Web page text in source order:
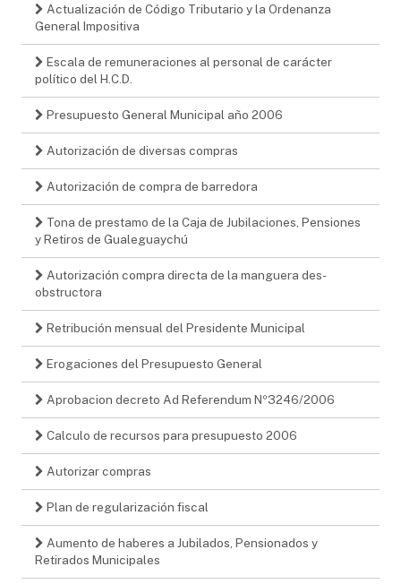
Actualización de Código Tributario y la Ordenanza
General Impositiva
Escala de remuneraciones al personal de carácter
político del H.C.D.
Presupuesto General Municipal año 2006
Autorización de diversas compras
Autorización de compra de barredora
Tona de prestamo de la Caja de Jubilaciones, Pensiones
y Retiros de Gualeguaychú
Autorización compra directa de la manguera des-
obstructora
Retribución mensual del Presidente Municipal
Erogaciones del Presupuesto General
Aprobacion decreto Ad Referendum Nº3246/2006
Calculo de recursos para presupuesto 2006
Autorizar compras
Plan de regularización fiscal
Aumento de haberes a Jubilados, Pensionados y
Retirados Municipales